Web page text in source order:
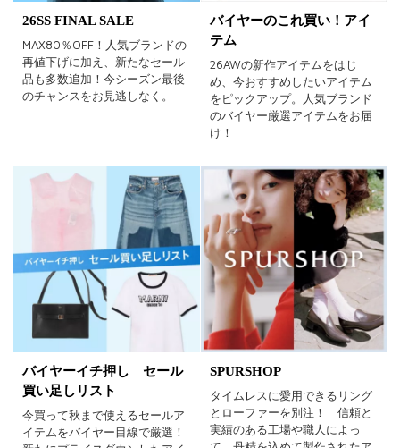
26SS FINAL SALE
MAX80％OFF！人気ブランドの
再値下げに加え、新たなセール
品も多数追加！今シーズン最後
のチャンスをお見逃しなく。
バイヤーのこれ買い！アイ
テム
26AWの新作アイテムをはじ
め、今おすすめしたいアイテム
をピックアップ。人気ブランド
のバイヤー厳選アイテムをお届
け！
バイヤーイチ押し セール
買い足しリスト
今買って秋まで使えるセールア
イテムをバイヤー目線で厳選！
SPURSHOP
タイムレスに愛用できるリング
とローファーを別注！ 信頼と
実績のある工場や職人によっ